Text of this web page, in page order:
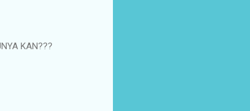
KAN???